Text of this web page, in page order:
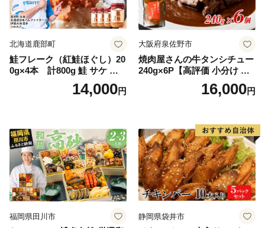
北海道鹿部町
鮭フレーク（紅鮭ほぐし）20
0g×4本 計800g 鮭 サケ 鮭
ほぐし サケフレーク シャケ
フレーク 鮭フレーク14,000円
大阪府泉佐野市
焼肉屋さんの牛タンシチュー
240g×6P【高評価 小分け 惣
菜 牛たん 一人暮らし 冷凍】
16,000円
福岡県田川市 静岡県袋井市